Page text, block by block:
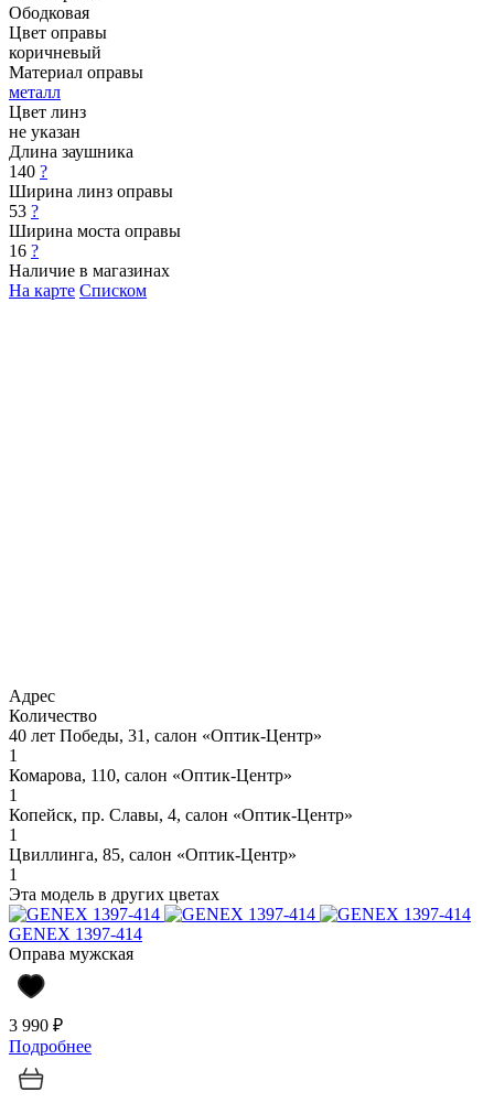
Ободковая
Цвет оправы
коричневый
Материал оправы
металл
Цвет линз
не указан
Длина заушника
140 ?
Ширина линз оправы
53 ?
Ширина моста оправы
16 ?
Наличие в магазинах
На карте Списком
Адрес
Количество
40 лет Победы, 31, салон «Оптик-Центр»
1
Комарова, 110, салон «Оптик-Центр»
1
Копейск, пр. Славы, 4, салон «Оптик-Центр»
1
Цвиллинга, 85, салон «Оптик-Центр»
1
Эта модель в других цветах
GENEX 1397-414
Оправа мужская
3 990 ₽
Подробнее